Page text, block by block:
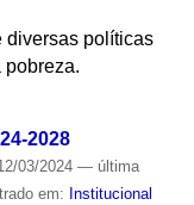
diversas políticas
pobreza.
2028
03/2024 — última
em: Institucional